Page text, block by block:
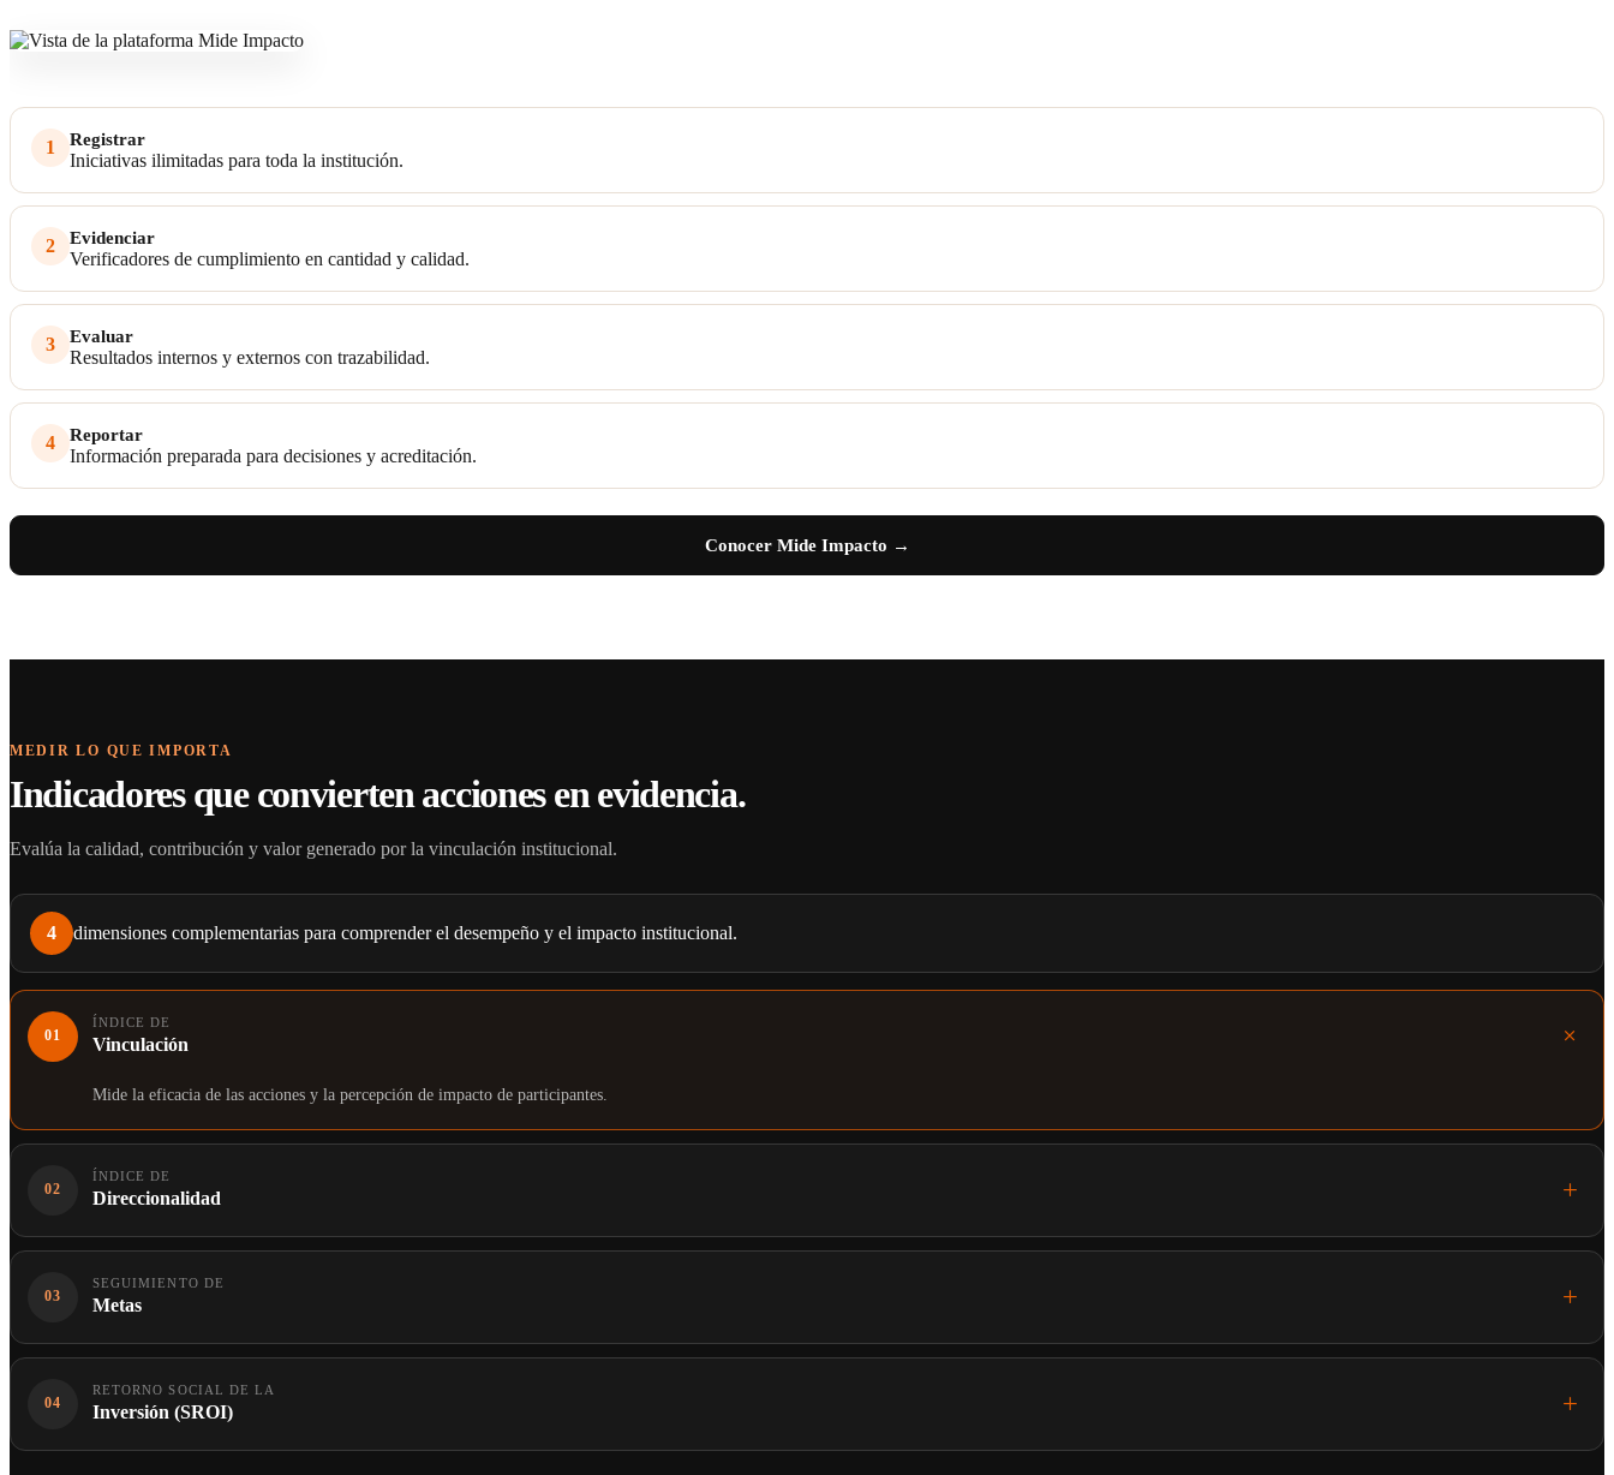
1
Registrar
Iniciativas ilimitadas para toda la institución.
2
Evidenciar
Verificadores de cumplimiento en cantidad y calidad.
3
Evaluar
Resultados internos y externos con trazabilidad.
4
Reportar
Información preparada para decisiones y acreditación.
Conocer Mide Impacto →
MEDIR LO QUE IMPORTA
Indicadores que convierten acciones en evidencia.
Evalúa la calidad, contribución y valor generado por la vinculación institucional.
4 dimensiones complementarias para comprender el desempeño y el impacto institucional.
01
ÍNDICE DE
Vinculación +
Mide la eficacia de las acciones y la percepción de impacto de participantes.
02
ÍNDICE DE
Direccionalidad +
03
SEGUIMIENTO DE
Metas +
04
RETORNO SOCIAL DE LA
Inversión (SROI) +